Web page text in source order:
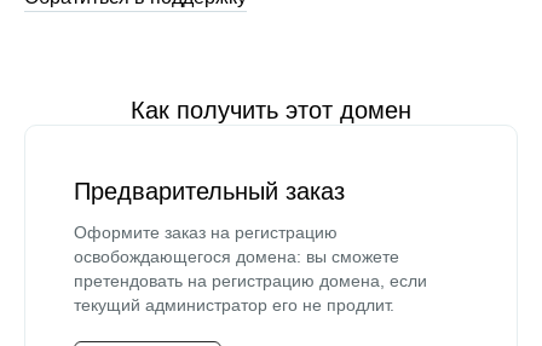
Как получить этот домен
Предварительный заказ
Оформите заказ на регистрацию
освобождающегося домена: вы сможете
претендовать на регистрацию домена, если
текущий администратор его не продлит.